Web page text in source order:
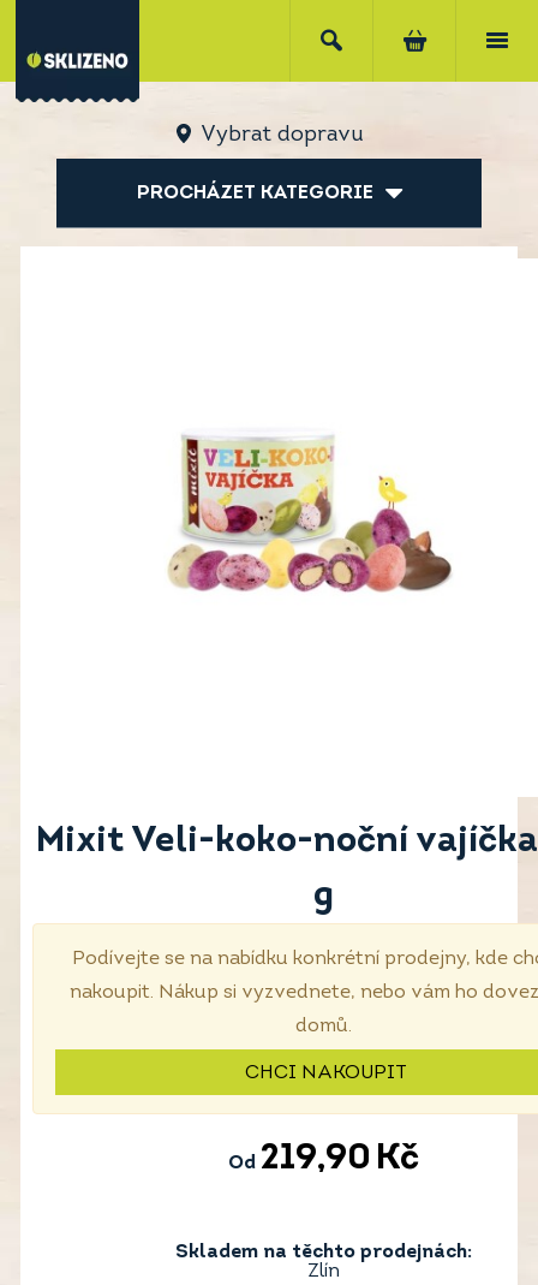
Vybrat dopravu
PROCHÁZET KATEGORIE
Mixit Veli-koko-noční
g
Podívejte se na nabídku konkrétní prodejny, kde
nakoupit. Nákup si vyzvednete, nebo vám ho
domů.
CHCI NAKOUPIT
Od 219,90 Kč
Skladem na těchto prodejnách:
Zlín